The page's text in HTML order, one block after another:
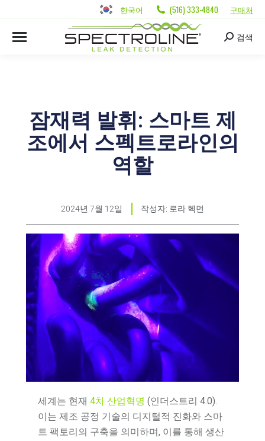
한국어 (516) 333-4840 구매처
검색
잠재력 발휘: 스마트 제
조에서 스펙트로라인의
역할
2024년 7월 12일 작성자: 로라 헥먼
세계는 현재4차 산업혁명 (인더스트리 4.0).
이는 제조 공정 기술의 디지털적 진화와 스마
트 팩토리의 구축을 의미하며, 이를 통해 생산